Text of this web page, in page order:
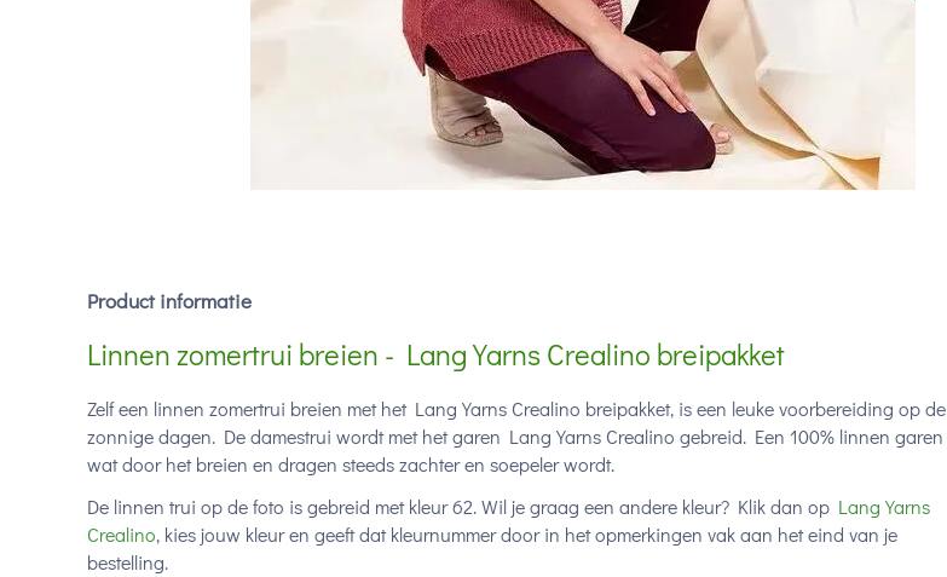
Product informatie
Linnen zomertrui breien - Lang Yarns Crealino breipakket
Zelf een linnen zomertrui breien met het Lang Yarns Crealino breipakket, is een leuke voorbereiding op de
zonnige dagen. De damestrui wordt met het garen Lang Yarns Crealino gebreid. Een 100% linnen garen
wat door het breien en dragen steeds zachter en soepeler wordt.
De linnen trui op de foto is gebreid met kleur 62. Wil je graag een andere kleur? Klik dan op Lang Yarns
Crealino, kies jouw kleur en geeft dat kleurnummer door in het opmerkingen vak aan het eind van je
bestelling.